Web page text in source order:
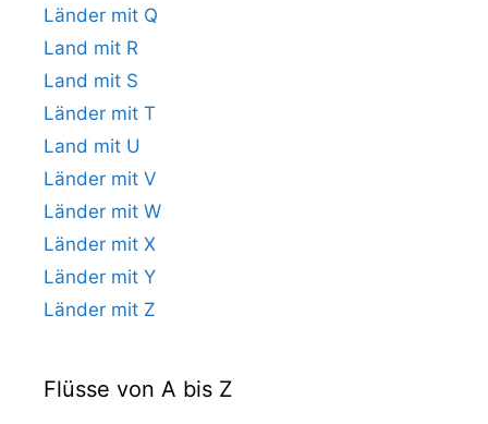
Länder mit Q
Land mit R
Land mit S
Länder mit T
Land mit U
Länder mit V
Länder mit W
Länder mit X
Länder mit Y
Länder mit Z
Flüsse von A bis Z